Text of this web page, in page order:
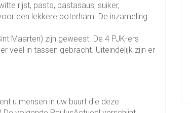
rijst, pasta, pastasaus, suiker,
een lekkere boterham. De inzameling
Maarten) zijn geweest. De 4 PJK-ers
veel in tassen gebracht. Uiteindelijk zijn er
u mensen in uw buurt die deze